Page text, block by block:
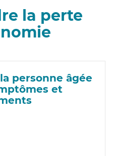
la perte
personne âgée
et